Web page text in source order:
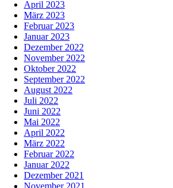
April 2023
März 2023
Februar 2023
Januar 2023
Dezember 2022
November 2022
Oktober 2022
September 2022
August 2022
Juli 2022
Juni 2022
Mai 2022
April 2022
März 2022
Februar 2022
Januar 2022
Dezember 2021